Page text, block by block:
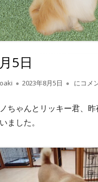
5日
公
日
2023年8月5日 8月5日
にコメ
ちゃんとリッキー君、
ました。